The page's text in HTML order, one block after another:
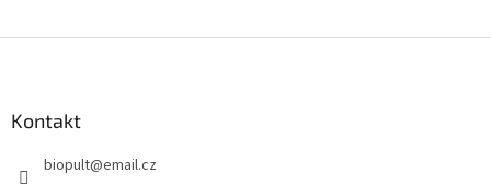
Kontakt
biopult@email.cz